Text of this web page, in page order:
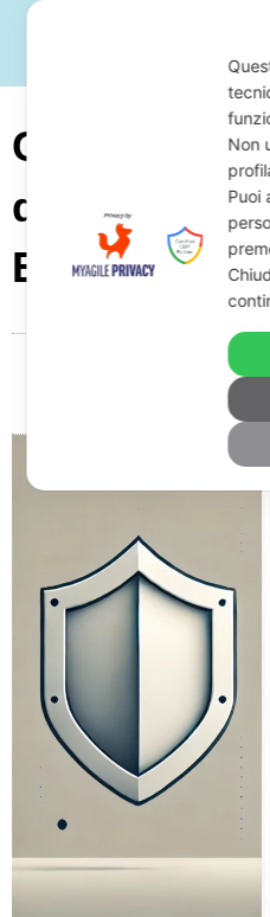
Come
Entrate-
Giuseppe Monardo
Non
Puoi